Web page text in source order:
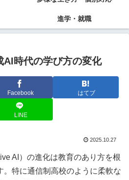
進学・就職
AI時代の学び方の変化
Facebook はてブ
LINE
2025.10.27
AI）の進化は教育のあり方を根
。特に通信制高校のように柔軟な